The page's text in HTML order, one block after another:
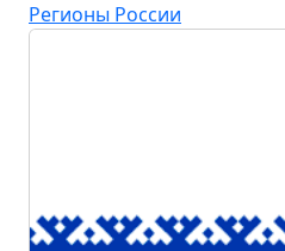
Регионы России